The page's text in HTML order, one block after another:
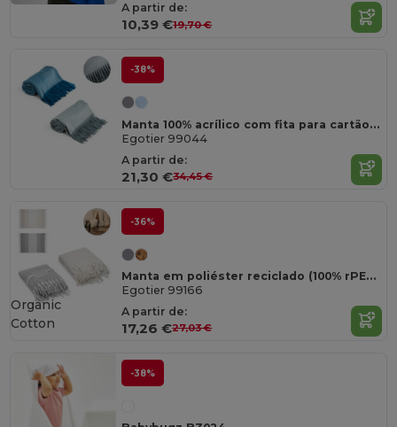
A partir de:
10,39 €19,70 €
-38%
Manta 100% acrílico com fita para cartão de personalização (270 g/m²)
Egotier 99044
A partir de:
21,30 €34,45 €
-36%
Manta em poliéster reciclado (100% rPET)(300 g/m²), com uma sensação de toque "mohair"
Egotier 99166
A partir de:
17,26 €27,03 €
Organic
Cotton
-38%